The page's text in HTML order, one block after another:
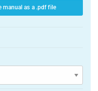
manual as a .pdf file